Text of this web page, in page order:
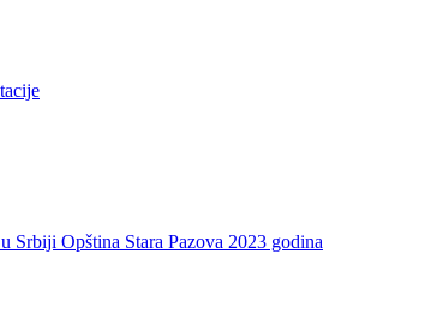
Srbiji Opština Stara Pazova 2023 godina